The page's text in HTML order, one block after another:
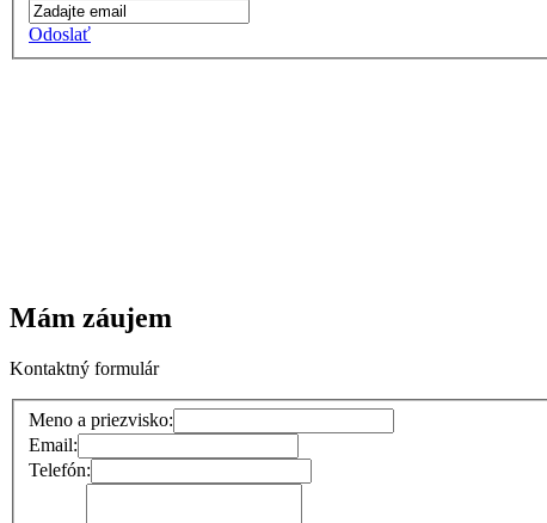
Odoslať
Mám záujem
Kontaktný formulár
Meno a priezvisko:
Email:
Telefón: